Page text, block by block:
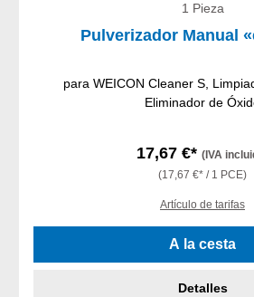
1 Pieza
Pulverizador Manual
para WEICON Cleaner S,
Eliminador de
17,67 €* (IVA
(17,67 €* / 1 PCE)
Artículo de tarifas
A la cesta
Detalles